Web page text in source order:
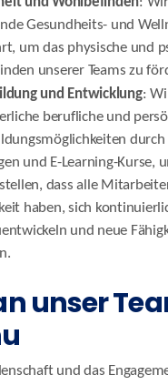
Gesundheits- und
um das physische und
unserer Teams zu
und Entwicklung:
berufliche und
und E-Learning-Kurse,
dass alle
haben, sich
und neue
unser
und das